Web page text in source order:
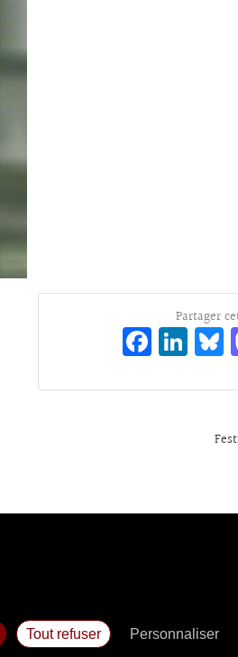
Partager
Fa
ce
bo
Li
n
ke
Tout refuser Personnaliser